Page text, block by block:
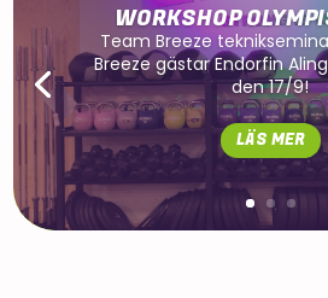
WORKSHOP
Team Breeze
Breeze gästar Endorfin
den 17/9!
LÄS MER